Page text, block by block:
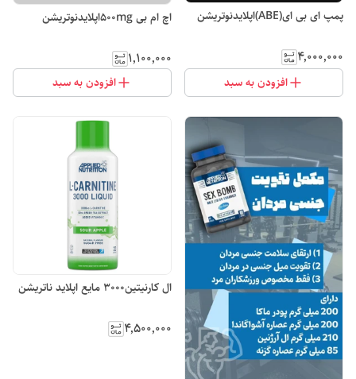
پمپ ای بی ای(ABE)اپلایدنوتریشن
۴٬۰۰۰٬۰۰۰
افزودن به سبد
اچ ام بی 500mgاپلایدنوتریشن
۱٬۱۰۰٬۰۰۰
افزودن به سبد
ال کارنیتین3000 مایع اپلاید ناتریشن
۴٬۵۰۰٬۰۰۰